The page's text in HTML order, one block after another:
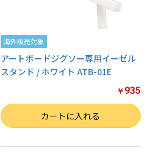
海外販売対象
アートボードジグソー専用イーゼル
スタンド / ホワイト ATB-01E
￥ 935
数量 カートに入れる